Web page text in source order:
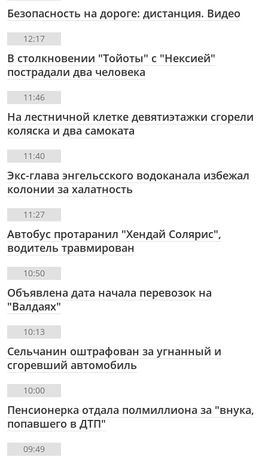
Безопасность на дороге: дистанция. Видео
12:17
В столкновении "Тойоты" с "Нексией"
пострадали два человека
11:46
На лестничной клетке девятиэтажки сгорели
коляска и два самоката
11:40
Экс-глава энгельсского водоканала избежал
колонии за халатность
11:27
Автобус протаранил "Хендай Солярис",
водитель травмирован
10:50
Объявлена дата начала перевозок на
"Валдаях"
10:13
Сельчанин оштрафован за угнанный и
сгоревший автомобиль
10:00
Пенсионерка отдала полмиллиона за "внука,
попавшего в ДТП"
09:49